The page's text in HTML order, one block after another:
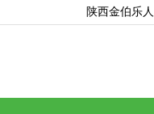
陕西金伯乐